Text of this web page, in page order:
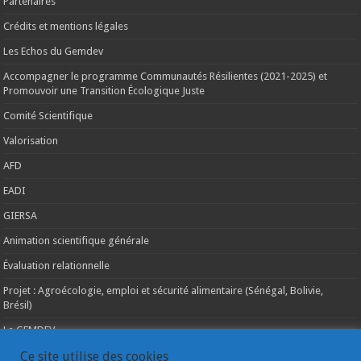
Crédits et mentions légales
Les Echos du Gemdev
Accompagner le programme Communautés Résilientes (2021-2025) et
Promouvoir une Transition Écologique Juste
Comité Scientifique
Valorisation
AFD
EADI
GIERSA
Animation scientifique générale
Évaluation relationnelle
Projet : Agroécologie, emploi et sécurité alimentaire (Sénégal, Bolivie,
Brésil)
Le GEMDEV
La pluridisciplinarité
Ce site utilise des cookies